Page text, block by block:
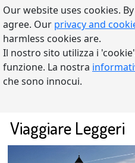
Our website uses cookies.
agree. Our privacy and
harmless cookies are.
Il nostro sito utilizza i
funzione. La nostra
che sono innocui.
Viaggiare Leggeri